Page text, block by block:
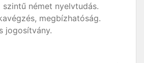
szintű német nyelvtudás.
megbízhatóság.
jogosítvány.